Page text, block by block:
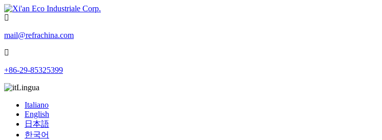
mail@refrachina.com
+86-29-85325399
Lingua
Italiano
English
日本語
한국어